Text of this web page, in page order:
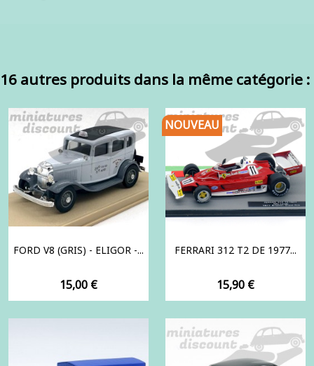
16 autres produits dans la même catégorie :
FORD V8 (GRIS) - ELIGOR -...
Prix
15,00 €
FERRARI 312 T2 DE 1977...
Prix
15,90 €
NOUVEAU